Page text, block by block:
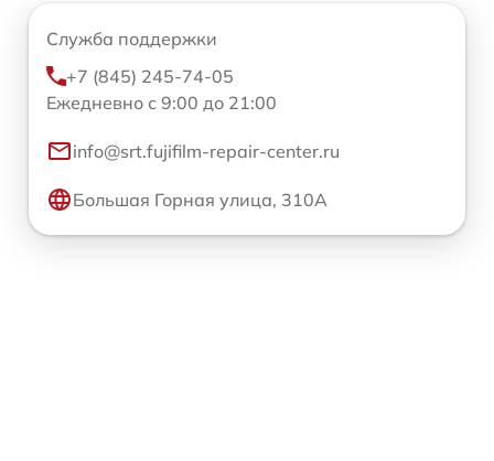
Служба поддержки
+7 (845) 245-74-05
Ежедневно с 9:00 до 21:00
info@srt.fujifilm-repair-center.ru
Большая Горная улица, 310А